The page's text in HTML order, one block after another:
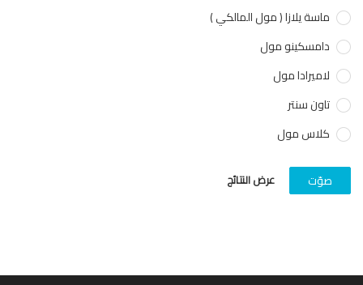
ماسة يلازا ( مول المالكي )
دامسكينو مول
لاميرادا مول
تاون سنتر
كلاس مول
عرض النتائج